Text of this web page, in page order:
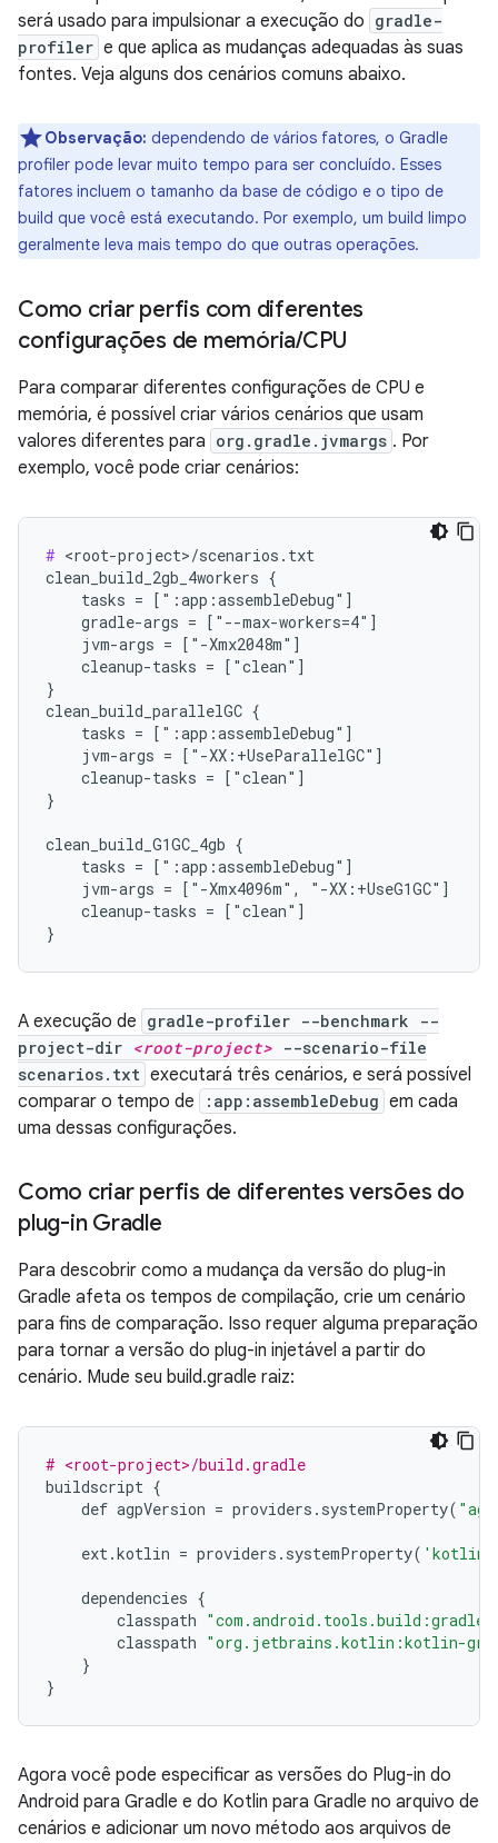
será usado para impulsionar a execução do gradle-
profiler e que aplica as mudanças adequadas às suas
fontes. Veja alguns dos cenários comuns abaixo.
Observação: dependendo de vários fatores, o Gradle
profiler pode levar muito tempo para ser concluído. Esses
fatores incluem o tamanho da base de código e o tipo de
build que você está executando. Por exemplo, um build limpo
geralmente leva mais tempo do que outras operações.
Como criar perfis com diferentes
configurações de memória/CPU
Para comparar diferentes configurações de CPU e
memória, é possível criar vários cenários que usam
valores diferentes para org.gradle.jvmargs . Por
exemplo, você pode criar cenários:
# <root-project>/scenarios.txt
clean_build_2gb_4workers {
    tasks = [":app:assembleDebug"]
    gradle-args = ["--max-workers=4"]
    jvm-args = ["-Xmx2048m"]
    cleanup-tasks = ["clean"]
}
clean_build_parallelGC {
    tasks = [":app:assembleDebug"]
    jvm-args = ["-XX:+UseParallelGC"]
    cleanup-tasks = ["clean"]
}
clean_build_G1GC_4gb {
    tasks = [":app:assembleDebug"]
    jvm-args = ["-Xmx4096m", "-XX:+UseG1GC"]
    cleanup-tasks = ["clean"]
A execução de gradle-profiler --benchmark --
project-dir <root-project> --scenario-file
scenarios.txt executará três cenários, e será possível
comparar o tempo de
:app:assembleDebug em cada
uma dessas configurações.
Como criar perfis de diferentes versões do
plug-in Gradle
Para descobrir como a mudança da versão do plug-in
Gradle afeta os tempos de compilação, crie um cenário
para fins de comparação. Isso requer alguma preparação
para tornar a versão do plug-in injetável a partir do
cenário. Mude seu build.gradle raiz:
# <root-project>/build.gradle
buildscript {
def agpVersion = providers . systemProperty(
ext.kotlin = providers . systemProperty(
dependencies {
classpath
classpath "org.jetbrains.kotlin:kotlin-
}
}
Agora você pode especificar as versões do Plug-in do
Android para Gradle e do Kotlin para Gradle no arquivo de
cenários e adicionar um novo método aos arquivos de